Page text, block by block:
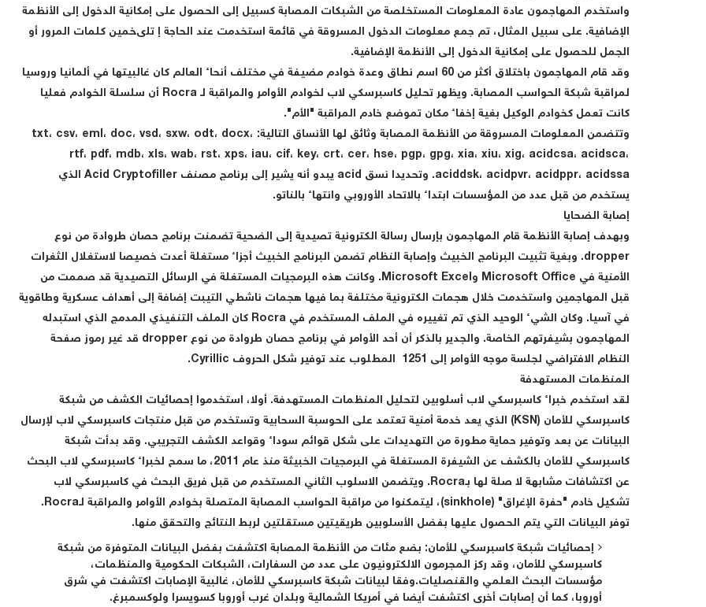
واستخدم المهاجمون عادة المعلومات المستخلصة من الشبكات المصابة كسبيل إلى الحصول على إمكانية الدخول إلى الأنظمة
الإضافية. على سبيل المثال، تم جمع معلومات الدخول المسروقة في قائمة استخدمت عند الحاجة إ تلىخمين كلمات المرور أو
الجمل للحصول على إمكانية الدخول إلى الأنظمة الإضافية.
وقد قام المهاجمون باختلاق أكثر من 60 اسم نطاق وعدة خوادم مضيفة في مختلف أنحاء العالم كان غالبيتها في ألمانيا وروسيا
لمراقبة شبكة الحواسب المصابة. ويظهر تحليل كاسبرسكي لاب لخوادم الأوامر والمراقبة لـ Rocra أن سلسلة الخوادم فعليا
كانت تعمل كخوادم الوكيل بغية إخفاء مكان تموضع خادم المراقبة "الأم".
وتتضمن المعلومات المسروقة من الأنظمة المصابة وثائق لها الأنساق التالية: txt، csv، eml، doc، vsd، sxw، odt، docx،
rtf، pdf، mdb، xls، wab، rst، xps، iau، cif، key، crt، cer، hse، pgp، gpg، xia، xiu، xig، acidcsa، acidsca،
aciddsk، acidpvr، acidppr، acidssa. وتحديدا نسق acid يبدو أنه يشير إلى برنامج مصنف Acid Cryptofiller الذي
يستخدم من قبل عدد من المؤسسات ابتداء بالاتحاد الأوروبي وانتهاء بالناتو.
إصابة الضحايا
وبهدف إصابة الأنظمة قام المهاجمون بإرسال رسالة الكترونية تصيدية إلى الضحية تضمنت برنامج حصان طروادة من نوع
dropper. وبغية تثبيت البرنامج الخبيث وإصابة النظام تضمن البرنامج الخبيث أجزاء مستغلة أعدت خصيصا لاستغلال الثغرات
الأمنية في Microsoft Office وMicrosoft Excel. وكانت هذه البرمجيات المستغلة في الرسائل التصيدية قد صممت من
قبل المهاجمين واستخدمت خلال هجمات الكترونية مختلفة بما فيها هجمات ناشطي التيبت إضافة إلى أهداف عسكرية وطاقوية
في آسيا. وكان الشيء الوحيد الذي تم تغييره في الملف المستخدم في Rocra كان الملف التنفيذي المدمج الذي استبدله
المهاجمون بشيفرتهم الخاصة. والجدير بالذكر أن أحد الأوامر في برنامج حصان طروادة من نوع dropper قد غير رموز صفحة
النظام الافتراضي لجلسة موجه الأوامر إلى 1251 المطلوب عند توفير شكل الحروف Cyrillic.
المنظمات المستهدفة
لقد استخدم خبراء كاسبرسكي لاب أسلوبين لتحليل المنظمات المستهدفة. أولا، استخدموا إحصائيات الكشف من شبكة
كاسبرسكي للأمان (KSN) الذي يعد خدمة أمنية تعتمد على الحوسبة السحابية وتستخدم من قبل منتجات كاسبرسكي لاب لإرسال
البيانات عن بعد وتوفير حماية مطورة من التهديدات على شكل قوائم سوداء وقواعد الكشف التجريبي. وقد بدأت شبكة
كاسبرسكي للأمان بالكشف عن الشيفرة المستغلة في البرمجيات الخبيثة منذ عام 2011، ما سمح لخبراء كاسبرسكي لاب البحث
عن اكتشافات مشابهة لا صلة لها بـRocra. ويتضمن الاسلوب الثاني المستخدم من قبل فريق البحث في كاسبرسكي لاب
تشكيل خادم "حفرة الإغراق" (sinkhole)، ليتمكنوا من مراقبة الحواسب المصابة المتصلة بخوادم الأوامر والمراقبة لـRocra.
توفر البيانات التي يتم الحصول عليها بفضل الأسلوبين طريقيتين مستقلتين لربط النتائج والتحقق منها.
إحصائيات شبكة كاسبرسكي للأمان: بضع مئات من الأنظمة المصابة اكتشفت بفضل البيانات المتوفرة من شبكة
كاسبرسكي للأمان، وقد ركز المجرمون الالكترونيون على عدد من السفارات، الشبكات الحكومية والمنظمات،
مؤسسات البحث العلمي والقنصليات.وفقا لبيانات شبكة كاسبرسكي للأمان، غالبية الإصابات اكتشفت في شرق
أوروبا، كما أن إصابات أخرى اكتشفت أيضا في أمريكا الشمالية وبلدان غرب أوروبا كسويسرا ولوكسمبرغ.